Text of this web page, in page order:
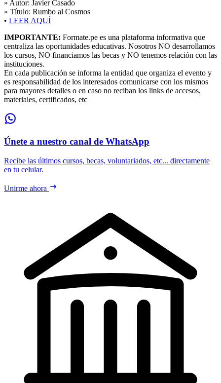
» Autor: Javier Casado
» Título: Rumbo al Cosmos
• LEER AQUÍ
IMPORTANTE: Formate.pe es una plataforma informativa que
centraliza las oportunidades educativas. Nosotros NO desarrollamos
los cursos, NO financiamos las becas y NO tenemos relación con las
instituciones.
En cada publicación se informa la entidad que organiza el evento y
es responsabilidad de los interesados comunicarse con los mismos
para mayores detalles o en caso no reciban los links de accesos,
materiales, certificados, etc
Únete a nuestro canal de WhatsApp
Recibe las últimos cursos, becas, voluntariados, etc... directamente
en tu celular.
Unirme ahora